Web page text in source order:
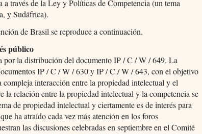
través de la Ley y Políticas de Competencia (un tema
y Sudáfrica).
de Brasil se reproduce a continuación.
público
por la distribución del documento IP / C / W / 649. La
IP / C / W / 630 y IP / C / W / 643, con el objetivo
compleja interacción entre la propiedad intelectual y el
la relación entre la propiedad intelectual y la competencia se
de propiedad intelectual y ciertamente es de interés para
ha atraído cada vez más atención en los foros
las discusiones celebradas en septiembre en el Comité